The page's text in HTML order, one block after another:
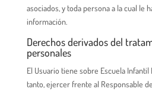
asociados, y toda persona a la cual le
información.
Derechos derivados del
personales
El Usuario tiene sobre Escuela Infantil
tanto, ejercer frente al Responsable